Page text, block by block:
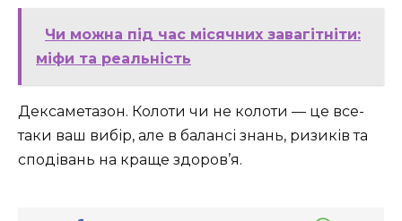
Чи можна під час місячних завагітніти:
міфи та реальність
Дексаметазон. Колоти чи не колоти — це все-
таки ваш вибір, але в балансі знань, ризиків та
сподівань на краще здоров’я.